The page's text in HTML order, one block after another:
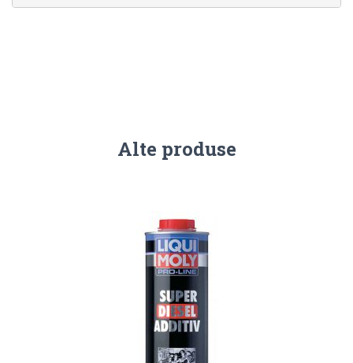
Alte produse